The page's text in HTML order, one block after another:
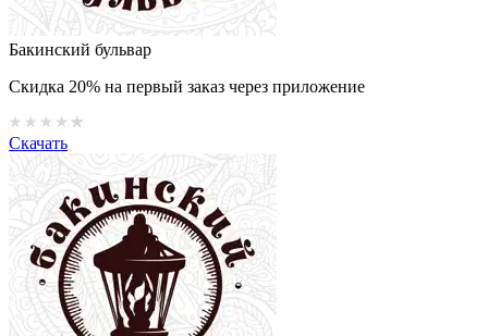
Бакинский бульвар
Скидка 20% на первый заказ через приложение
Скачать